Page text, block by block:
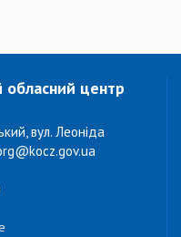
обласний центр
вул. Леоніда